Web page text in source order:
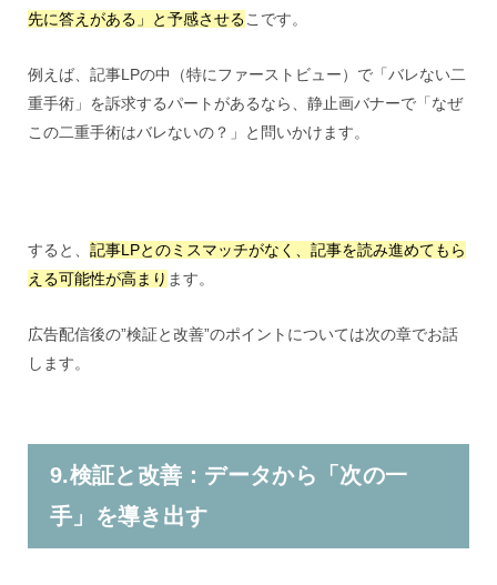
先に答えがある」と予感させるこです。
例えば、記事LPの中（特にファーストビュー）で「バレない二
重手術」を訴求するパートがあるなら、静止画バナーで「なぜ
この二重手術はバレないの？」と問いかけます。
すると、 記事LPとのミスマッチがなく、記事を読み進めてもら
える可能性が高まり ます。
広告配信後の”検証と改善”のポイントについては次の章でお話
します。
9.検証と改善：データから「次の一
手」を導き出す